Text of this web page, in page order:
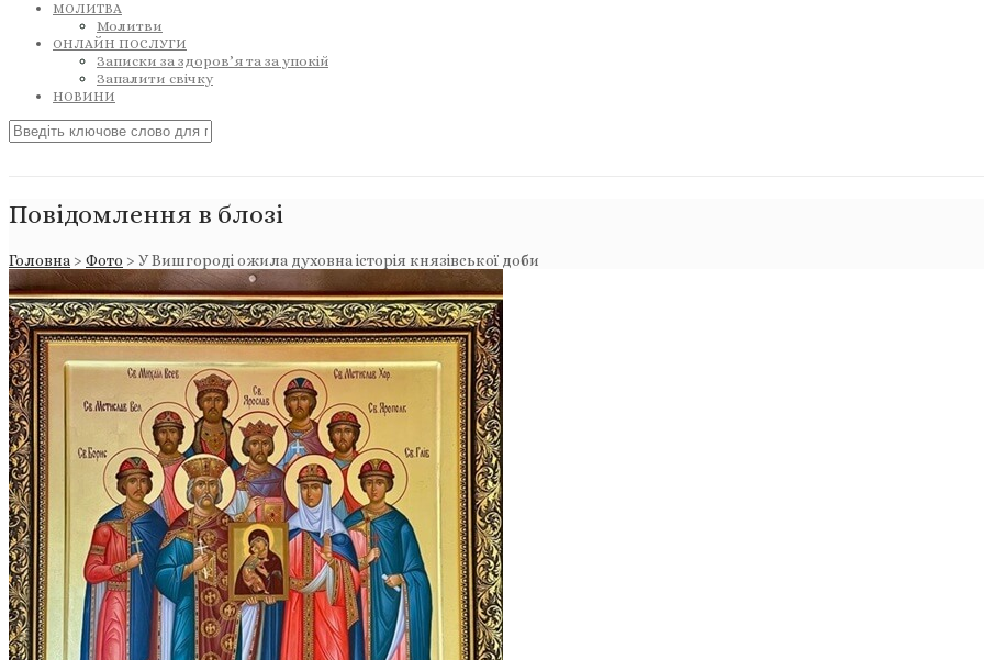
МОЛИТВА
Молитви
ОНЛАЙН ПОСЛУГИ
Записки за здоров’я та за упокій
Запалити свічку
НОВИНИ
Повідомлення в блозі
Головна > Фото > У Вишгороді ожила духовна історія князівської доби